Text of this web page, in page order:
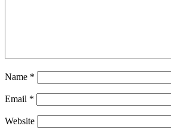
Name *
Email *
Website